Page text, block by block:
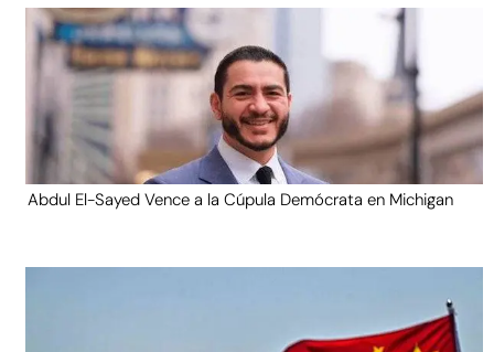
Abdul El-Sayed Vence a la Cúpula Demócrata en Michigan